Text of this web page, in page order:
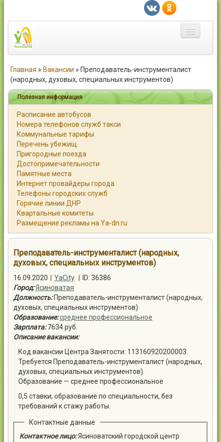
Город
Статьи
Каталог
Справочник
Работа
Объявления
Помощь
Главная » Вакансии » Преподаватель-инструменталист
(народных, духовых, специальных инструментов)
Полезная информация
Расписание автобусов
Номера телефонов служб такси
Коммунальные тарифы
Перечень убежищ
Пригородные поезда
Достопримечательности
Памятные места
Интернет провайдеры города
Телефоны городских служб
Горячие линии ДНР
Квартальные комитеты
Размещение рекламы на Ya-dn.ru
Преподаватель-инструменталист (народных,
духовых, специальных инструментов)
16.09.2020 YaCity
ID: 36386
Город:Ясиноватая
Должность: Преподаватель-инструменталист (народных,
духовых, специальных инструментов)
Образование:среднее профессиональное
Зарплата: 7634 руб.
Описание вакансии:
Код вакансии Центра Занятости: 113160920200003.
Требуется Преподаватель-инструменталист (народных,
духовых, специальных инструментов).
Образование — среднее профессиональное
0,5 ставки; образование по специальности, без
требований к стажу работы.
Контактные данные
Контактное лицо:Ясиноватский городской центр